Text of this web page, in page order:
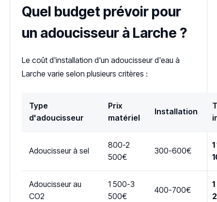
Quel budget prévoir pour
un adoucisseur à Larche ?
Le coût d'installation d'un adoucisseur d'eau à
Larche varie selon plusieurs critères :
Type
d'adoucisseur
Prix
matériel
Installation
Adoucisseur à sel
800-2
500€
300-600€
Adoucisseur au
CO2
1 500-3
500€
400-700€